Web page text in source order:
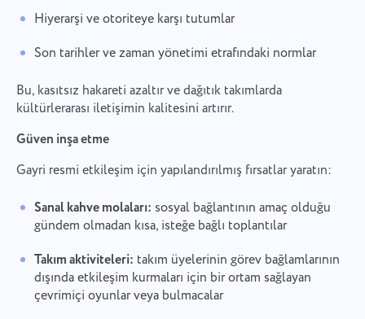
Hiyerarşi ve otoriteye karşı tutumlar
Son tarihler ve zaman yönetimi etrafındaki normlar
Bu, kasıtsız hakareti azaltır ve dağıtık takımlarda
kültürlerarası iletişimin kalitesini artırır.
Güven inşa etme
Gayri resmi etkileşim için yapılandırılmış fırsatlar yaratın:
Sanal kahve molaları: sosyal bağlantının amaç olduğu
gündem olmadan kısa, isteğe bağlı toplantılar
Takım aktiviteleri: takım üyelerinin görev bağlamlarının
dışında etkileşim kurmaları için bir ortam sağlayan
çevrimiçi oyunlar veya bulmacalar